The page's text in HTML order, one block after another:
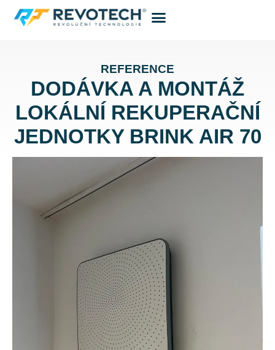
REFERENCE
DODÁVKA A MONTÁŽ
LOKÁLNÍ REKUPERAČNÍ
JEDNOTKY BRINK AIR 70